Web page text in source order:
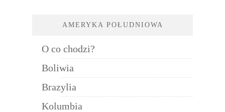
AMERYKA POŁUDNIOWA
O co chodzi?
Boliwia
Brazylia
Kolumbia